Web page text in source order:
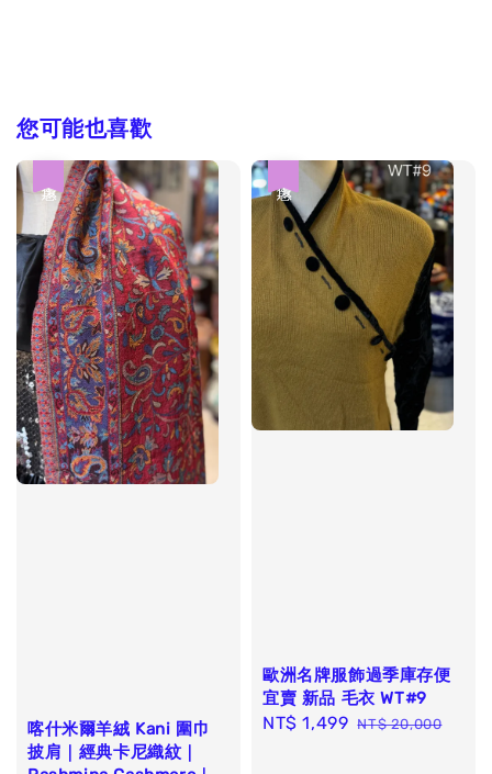
您可能也喜歡
喀什米爾羊絨 Kani 圍巾
披肩｜經典卡尼織紋｜
歐洲名牌服飾過季庫存便
宜賣 新品 毛衣 WT#9
Sale
NT$ 1,499 Regular
NT$ 20,000